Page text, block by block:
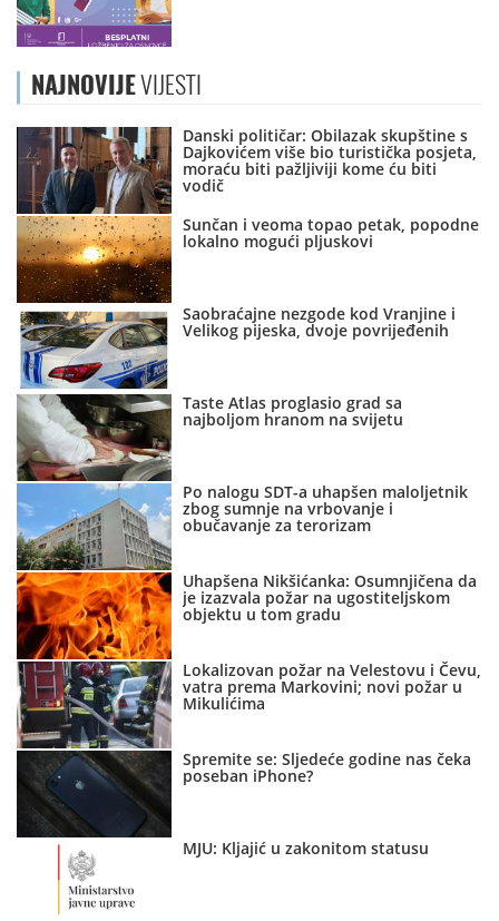
NAJNOVIJEVIJESTI
Danski političar: Obilazak skupštine s
Dajkovićem više bio turistička posjeta,
moraću biti pažljiviji kome ću biti
vodič
Sunčan i veoma topao petak, popodne
lokalno mogući pljuskovi
Saobraćajne nezgode kod Vranjine i
Velikog pijeska, dvoje povrijeđenih
Taste Atlas proglasio grad sa
najboljom hranom na svijetu
Po nalogu SDT-a uhapšen maloljetnik
zbog sumnje na vrbovanje i
obučavanje za terorizam
Uhapšena Nikšićanka: Osumnjičena da
je izazvala požar na ugostiteljskom
objektu u tom gradu
Lokalizovan požar na Velestovu i Čevu,
vatra prema Markovini; novi požar u
Mikulićima
Spremite se: Sljedeće godine nas čeka
poseban iPhone?
MJU: Kljajić u zakonitom statusu